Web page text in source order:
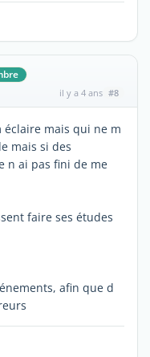
il y a 4 ans #8
éclaire mais qui ne m
mais si des
n ai pas fini de me
faire ses études
afin que d